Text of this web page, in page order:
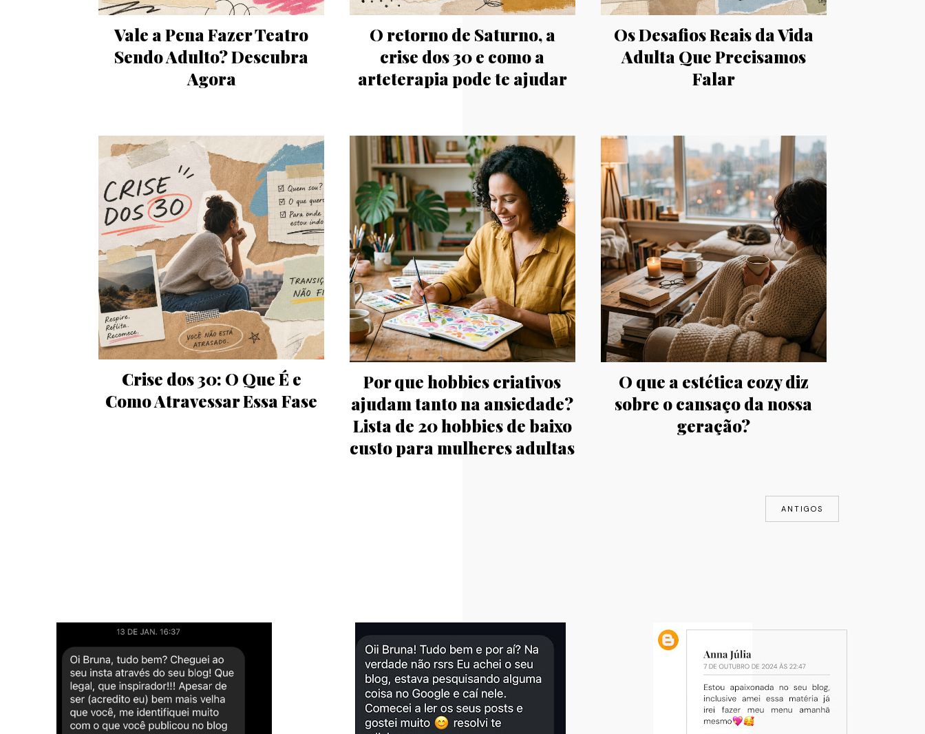
Vale a Pena Fazer Teatro
Sendo Adulto? Descubra
Agora
O retorno de Saturno, a
crise dos 30 e como a
arteterapia pode te ajudar
Os Desafios Reais da Vida
Adulta Que Precisamos
Falar
Crise dos 30: O Que É e
Como Atravessar Essa Fase
Por que hobbies criativos
ajudam tanto na ansiedade?
Lista de 20 hobbies de baixo
custo para mulheres adultas
O que a estética cozy diz
sobre o cansaço da nossa
geração?
ANTIGOS